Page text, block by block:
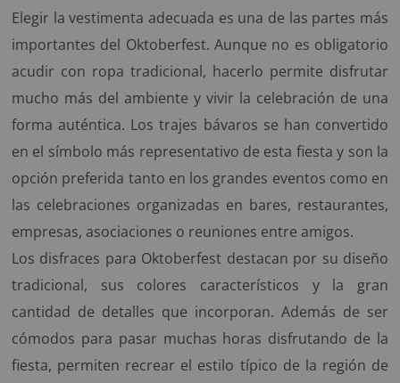
Elegir la vestimenta adecuada es una de las partes más
importantes del Oktoberfest. Aunque no es obligatorio
acudir con ropa tradicional, hacerlo permite disfrutar
mucho más del ambiente y vivir la celebración de una
forma auténtica. Los trajes bávaros se han convertido
en el símbolo más representativo de esta fiesta y son la
opción preferida tanto en los grandes eventos como en
las celebraciones organizadas en bares, restaurantes,
empresas, asociaciones o reuniones entre amigos.
Los disfraces para Oktoberfest destacan por su diseño
tradicional, sus colores característicos y la gran
cantidad de detalles que incorporan. Además de ser
cómodos para pasar muchas horas disfrutando de la
fiesta, permiten recrear el estilo típico de la región de